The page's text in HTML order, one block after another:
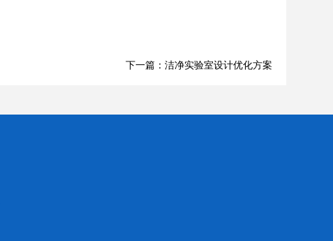
下一篇：洁净实验室设计优化方案